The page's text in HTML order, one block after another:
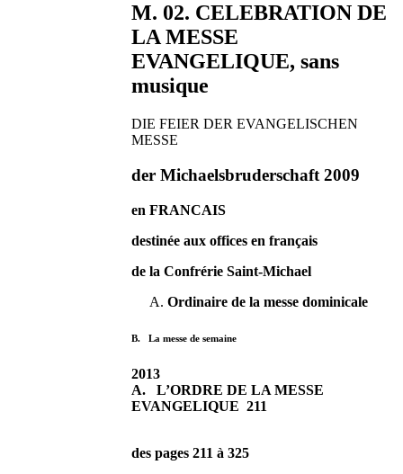
M. 02. CELEBRATION DE
LA MESSE
EVANGELIQUE, sans
musique
DIE FEIER DER EVANGELISCHEN
MESSE
der Michaelsbruderschaft 2009
en FRANCAIS
destinée aux offices en français
de la Confrérie Saint-Michael
Ordinaire de la messe dominicale
B. La messe de semaine
2013
A. L’ORDRE DE LA MESSE
EVANGELIQUE 211
des pages 211 à 325